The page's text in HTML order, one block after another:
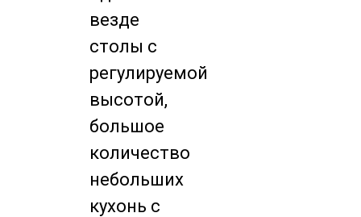
везде
столы с
регулируемой
высотой,
большое
количество
небольших
кухонь с